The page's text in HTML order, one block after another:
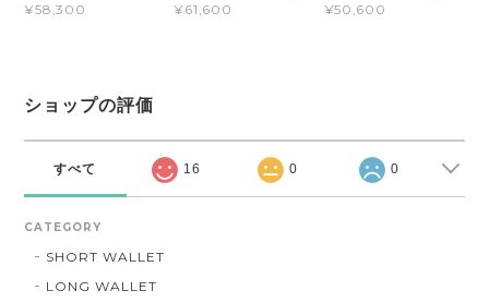
¥58,300
¥61,600
¥50,600
ショップの評価
すべて 16 0 0
CATEGORY
SHORT WALLET
LONG WALLET